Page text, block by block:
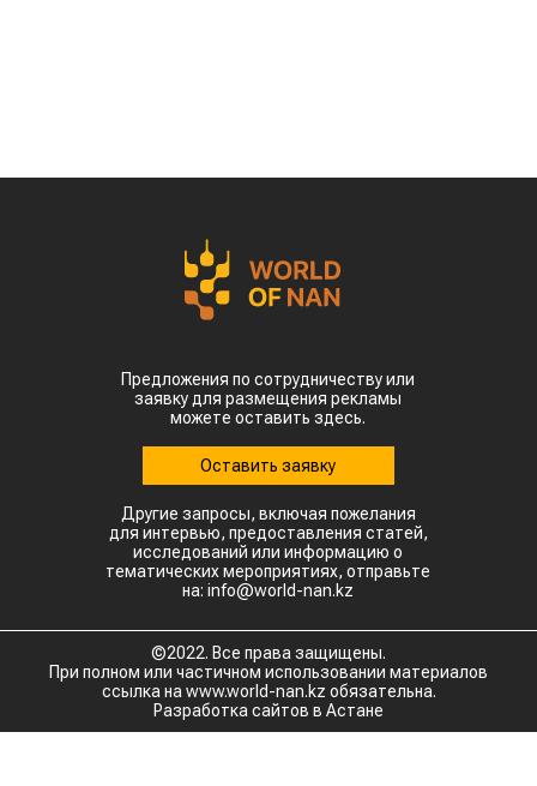
Предложения по сотрудничеству или
заявку для размещения рекламы
можете оставить здесь.
Оставить заявку
Другие запросы, включая пожелания
для интервью, предоставления статей,
исследований или информацию о
тематических мероприятиях, отправьте
на: info@world-nan.kz
©2022. Все права защищены.
При полном или частичном использовании материалов
ссылка на www.world-nan.kz обязательна.
Разработка сайтов в Астане